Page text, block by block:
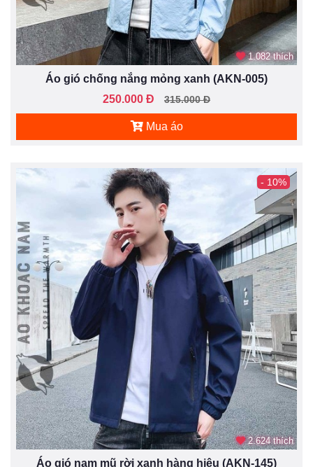
1.082 thích
Áo gió chống nắng mỏng xanh (AKN-005)
250.000 Đ
315.000 Đ
Mua áo
- 10%
2.624 thích
Áo gió nam mũ rời xanh hàng hiệu (AKN-145)